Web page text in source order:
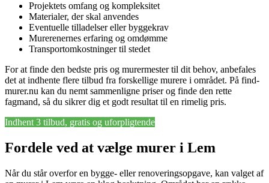
Projektets omfang og kompleksitet
Materialer, der skal anvendes
Eventuelle tilladelser eller byggekrav
Murerenernes erfaring og omdømme
Transportomkostninger til stedet
For at finde den bedste pris og murermester til dit behov, anbefales
det at indhente flere tilbud fra forskellige murere i området. På find-
murer.nu kan du nemt sammenligne priser og finde den rette
fagmand, så du sikrer dig et godt resultat til en rimelig pris.
Indhent 3 tilbud, gratis og uforpligtende
Fordele ved at vælge murer i Lem
Når du står overfor en bygge- eller renoveringsopgave, kan valget af